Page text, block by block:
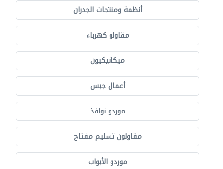
أنظمة ومنتجات الجدران
مقاولو كهرباء
ميكانيكيون
أعمال جبس
موردو نوافذ
مقاولون تسليم مفتاح
موردو الأبواب